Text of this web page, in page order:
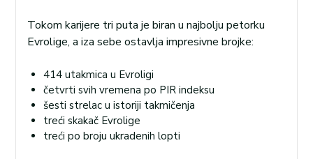
Tokom karijere tri puta je biran u najbolju petorku
Evrolige, a iza sebe ostavlja impresivne brojke:
414 utakmica u Evroligi
četvrti svih vremena po PIR indeksu
šesti strelac u istoriji takmičenja
treći skakač Evrolige
treći po broju ukradenih lopti